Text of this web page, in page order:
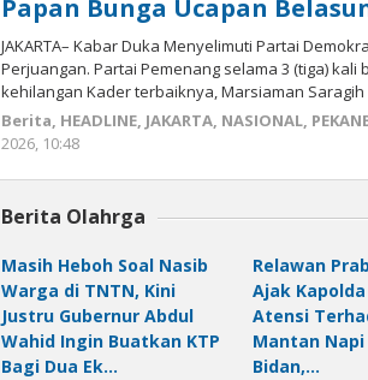
Papan Bunga Ucapan
JAKARTA– Kabar Duka Menyelimuti Partai
Perjuangan. Partai Pemenang selama 3 (tiga) kali
kehilangan Kader terbaiknya, Marsiaman Saragih
Berita, HEADLINE, JAKARTA, NASIONAL,
2026, 10:48
Berita Olahrga
Masih Heboh Soal Nasib
Warga di TNTN, Kini
Justru Gubernur Abdul
Wahid Ingin Buatkan KTP
Bagi Dua Ek…
Relawan
Ajak
Atensi
Mantan
Bidan,…